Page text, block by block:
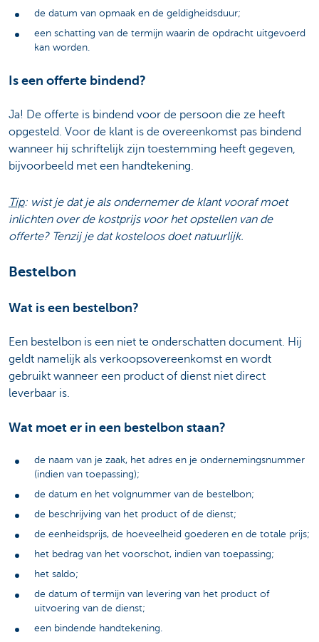
de datum van opmaak en de geldigheidsduur;
een schatting van de termijn waarin de opdracht uitgevoerd
kan worden.
Is een offerte bindend?
Ja! De offerte is bindend voor de persoon die ze heeft
opgesteld. Voor de klant is de overeenkomst pas bindend
wanneer hij schriftelijk zijn toestemming heeft gegeven,
bijvoorbeeld met een handtekening.
Tip: wist je dat je als ondernemer de klant vooraf moet
inlichten over de kostprijs voor het opstellen van de
offerte? Tenzij je dat kosteloos doet natuurlijk.
Bestelbon
Wat is een bestelbon?
Een bestelbon is een niet te onderschatten document. Hij
geldt namelijk als verkoopsovereenkomst en wordt
gebruikt wanneer een product of dienst niet direct
leverbaar is.
Wat moet er in een bestelbon staan?
de naam van je zaak, het adres en je ondernemingsnummer
(indien van toepassing);
de datum en het volgnummer van de bestelbon;
de beschrijving van het product of de dienst;
de eenheidsprijs, de hoeveelheid goederen en de totale prijs;
het bedrag van het voorschot, indien van toepassing;
het saldo;
de datum of termijn van levering van het product of
uitvoering van de dienst;
een bindende handtekening.